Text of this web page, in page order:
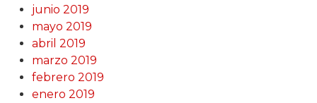
junio 2019
mayo 2019
abril 2019
marzo 2019
febrero 2019
enero 2019